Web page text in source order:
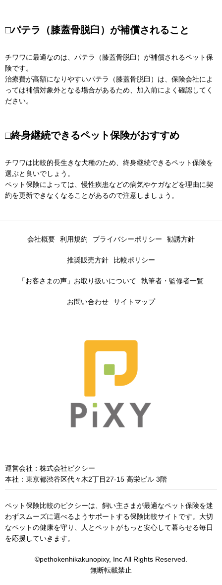
□パテラ（膝蓋骨脱臼）が補償されること
チワワに最適なのは、パテラ（膝蓋骨脱臼）が補償されるペット保
険です。
治療費が高額になりやすいパテラ（膝蓋骨脱臼）は、保険会社によ
っては補償対象外となる場合があるため、加入前によく確認してく
ださい。
□終身継続できるペット保険がおすすめ
チワワは比較的長生きな犬種のため、終身継続できるペット保険を
選ぶと良いでしょう。
ペット保険によっては、慢性疾患などの病気やケガなどを理由に契
約を更新できなくなることがあるので注意しましょう。
会社概要 利用規約 プライバシーポリシー 勧誘方針
推奨販売方針 比較ポリシー
「お客さまの声」お取り扱いについて 執筆者・監修者一覧
お問い合わせ サイトマップ
運営会社：株式会社ピクシー
本社：東京都渋谷区代々木2丁目27-15 高栄ビル 3階
ペット保険比較のピクシーは、飼い主さまが最適なペット保険を迷
わずスムーズに選べるようサポートする保険比較サイトです。大切
なペットの健康を守り、人とペットがもっと安心して暮らせる毎日
を応援していきます。
©pethokenhikakunopixy, Inc All Rights Reserved.
無断転載禁止